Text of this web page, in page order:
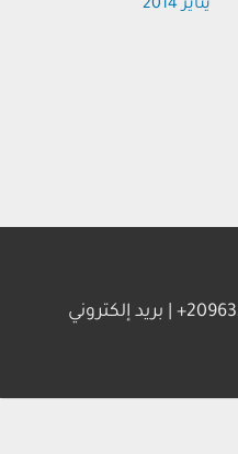
يناير 2014
العنوان : جامعة جنوب الوادي 83523 قنا - جمهورية مصر العربية | ت: 20963211281+ | فاكس :20963211279+ | بريد إلكتروني